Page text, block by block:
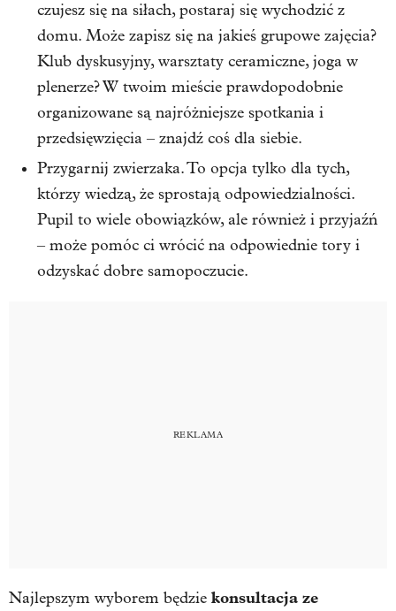
czujesz się na siłach, postaraj się wychodzić z
domu. Może zapisz się na jakieś grupowe zajęcia?
Klub dyskusyjny, warsztaty ceramiczne, joga w
plenerze? W twoim mieście prawdopodobnie
organizowane są najróżniejsze spotkania i
przedsięwzięcia – znajdź coś dla siebie.
Przygarnij zwierzaka. To opcja tylko dla tych,
którzy wiedzą, że sprostają odpowiedzialności.
Pupil to wiele obowiązków, ale również i przyjaźń
– może pomóc ci wrócić na odpowiednie tory i
odzyskać dobre samopoczucie.
Najlepszym wyborem będzie konsultacja ze